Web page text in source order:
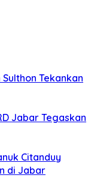
Tekankan
Jabar Tegaskan
Citanduy
di Jabar